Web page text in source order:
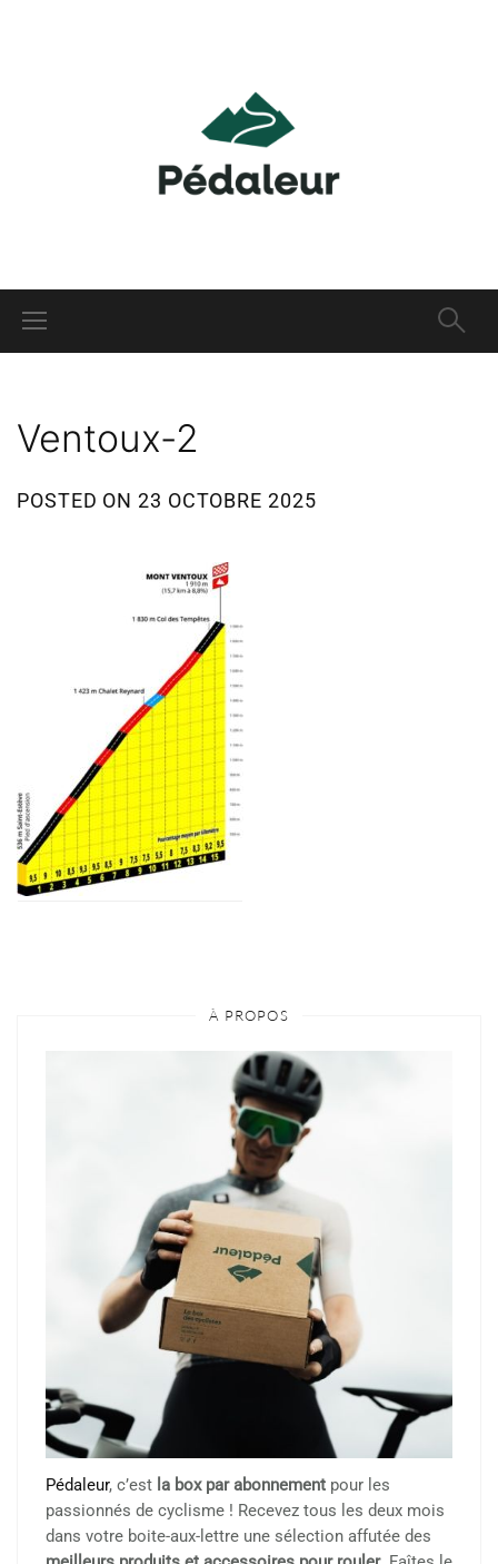
Ventoux-2
POSTED ON23 OCTOBRE 2025
À PROPOS
Pédaleur, c’est la box par abonnement pour les
passionnés de cyclisme ! Recevez tous les deux mois
dans votre boite-aux-lettre une sélection affutée des